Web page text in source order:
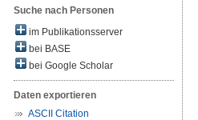
Suche nach Personen
im Publikationsserver
bei BASE
bei Google Scholar
Daten exportieren
ASCII Citation